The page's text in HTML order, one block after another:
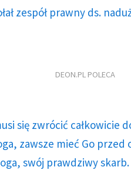
zespół prawny ds.
DEON.PL POLECA
się zwrócić całkowicie
zawsze mieć Go
swój prawdziwy